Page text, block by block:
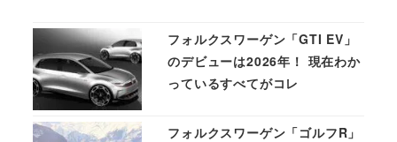
フォルクスワーゲン「GTI EV」
のデビューは2026年！ 現在わか
っているすべてがコレ
フォルクスワーゲン「ゴルフR」